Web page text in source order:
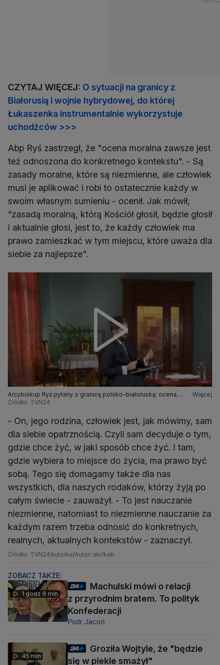
CZYTAJ WIĘCEJ: O sytuacji na granicy z
Białorusią i wojnie hybrydowej, do której
Łukaszenka instrumentalnie wykorzystuje
uchodźców >>>
Abp Ryś zastrzegł, że "ocena moralna zawsze jest
też odnoszona do konkretnego kontekstu". - Są
zasady moralne, które są niezmienne, ale człowiek
musi je aplikować i robi to ostatecznie każdy w
swoim własnym sumieniu - ocenił. Jak mówił,
"zasadą moralną, którą Kościół głosił, będzie głosił
i aktualnie głosi, jest to, że każdy człowiek ma
prawo zamieszkać w tym miejscu, które uważa dla
siebie za najlepsze".
Arcybiskup Ryś pytany o granicę polsko-białoruską: ocena
moralna zawsze jest też odnoszona do konkretnego
Więcej
Źródło: TVN24
- On, jego rodzina, człowiek jest, jak mówimy, sam
dla siebie opatrznością. Czyli sam decyduje o tym,
gdzie chce żyć, w jaki sposób chce żyć. I tam,
gdzie wybiera to miejsce do życia, ma prawo być
sobą. Tego się domagamy także dla nas
wszystkich, dla naszych rodaków, którzy żyją po
całym świecie - zauważył. - To jest nauczanie
niezmienne, natomiast to niezmienne nauczanie za
każdym razem trzeba odnosić do konkretnych,
realnych, aktualnych kontekstów - zaznaczył.
Źródło: TVN24Autorka/Autor: akr/kab
ZOBACZ TAKŻE:
1 godz 6 min
Machulski mówi o relacji
z przyrodnim bratem. To polityk
Konfederacji
Piotr Jacoń
45 min
Groziła Wojtyle, że "będzie
się w piekle smażył"